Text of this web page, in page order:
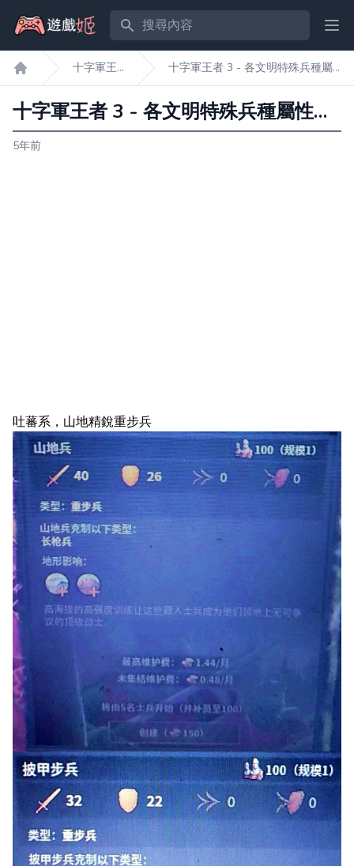
搜尋內容
遊戲姬首頁
十字軍王
者3
十字軍王者 3 - 各文明特殊兵種屬
性一覽
十字軍王者 3 - 各文明特殊兵種屬性一覽
5年前
吐蕃系，山地精銳重步兵